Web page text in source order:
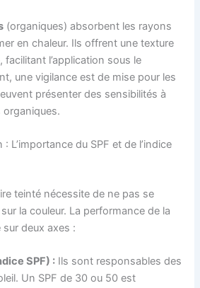
(organiques) absorbent les rayons
en chaleur. Ils offrent une texture
facilitant l’application sous le
une vigilance est de mise pour les
présenter des sensibilités à
L’importance du SPF et de l’indice
teinté nécessite de ne pas se
la couleur. La performance de la
deux axes :
SPF) : Ils sont responsables des
Un SPF de 30 ou 50 est